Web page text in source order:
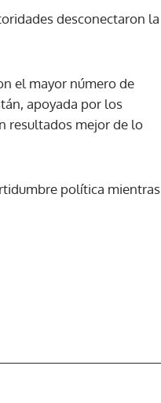
desconectaron la
el mayor número de
apoyada por los
resultados mejor de lo
política mientras